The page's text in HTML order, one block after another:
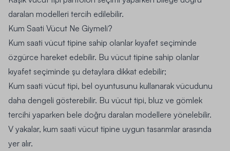
daralan modelleri tercih edilebilir.
Kum Saati Vücut Ne Giymeli?
Kum saati vücut tipine sahip olanlar kıyafet seçiminde
özgürce hareket edebilir. Bu vücut tipine sahip olanlar
kıyafet seçiminde şu detaylara dikkat edebilir;
Kum saati vücut tipi, bel oyuntusunu kullanarak vücudunu
daha dengeli gösterebilir. Bu vücut tipi, bluz ve gömlek
tercihi yaparken bele doğru daralan modellere yönelebilir.
V yakalar, kum saati vücut tipine uygun tasarımlar arasında
yer alır.